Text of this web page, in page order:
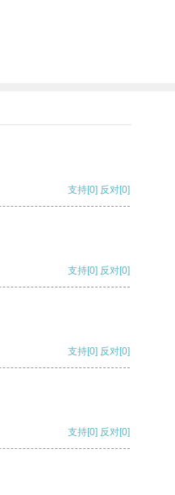
支持[0] 反对[0]
支持[0] 反对[0]
支持[0] 反对[0]
支持[0] 反对[0]